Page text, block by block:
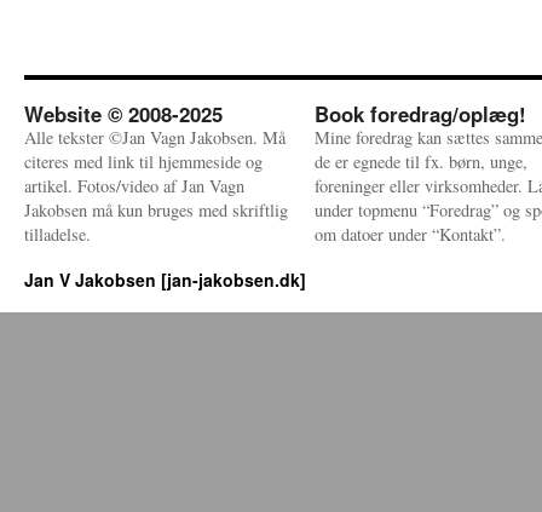
Website © 2008-2025
Alle tekster ©Jan Vagn Jakobsen. Må
citeres med link til hjemmeside og
artikel. Fotos/video af Jan Vagn
Jakobsen må kun bruges med skriftlig
tilladelse.
Book foredrag/oplæg!
Mine foredrag kan sættes
de er egnede til fx. børn, unge,
foreninger eller virksomheder.
under topmenu “Foredrag” og
om datoer under “Kontakt”.
Jan V Jakobsen [jan-jakobsen.dk]